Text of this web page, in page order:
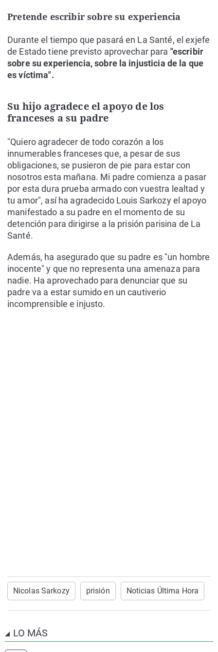
Pretende escribir sobre su experiencia
Durante el tiempo que pasará en La Santé, el exjefe
de Estado tiene previsto aprovechar para "escribir
sobre su experiencia, sobre la injusticia de la que
es víctima".
Su hijo agradece el apoyo de los
franceses a su padre
"Quiero agradecer de todo corazón a los
innumerables franceses que, a pesar de sus
obligaciones, se pusieron de pie para estar con
nosotros esta mañana. Mi padre comienza a pasar
por esta dura prueba armado con vuestra lealtad y
tu amor", así ha agradecido Louis Sarkozy el apoyo
manifestado a su padre en el momento de su
detención para dirigirse a la prisión parisina de La
Santé.
Además, ha asegurado que su padre es "un hombre
inocente" y que no representa una amenaza para
nadie. Ha aprovechado para denunciar que su
padre va a estar sumido en un cautiverio
incomprensible e injusto.
Nicolas Sarkozy prisión Noticias Última Hora
LO MÁS